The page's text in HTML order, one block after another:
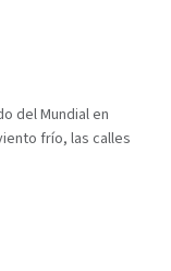
del Mundial en
frío, las calles